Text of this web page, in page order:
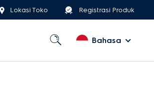
Lokasi Toko Registrasi Produk
Bahasa